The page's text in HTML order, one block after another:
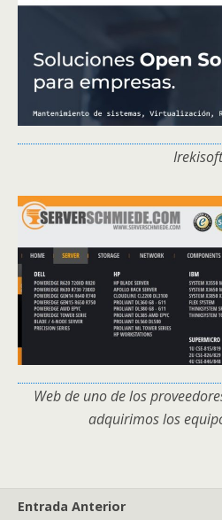
Irekisoft
Web de uno de los
adquirimos los
Entrada Anterior